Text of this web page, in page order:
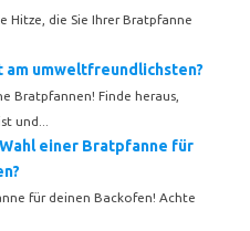
Hitze, die Sie Ihrer Bratpfanne
umweltfreundlichsten?
Bratpfannen! Finde heraus,
und...
einer Bratpfanne für
für deinen Backofen! Achte